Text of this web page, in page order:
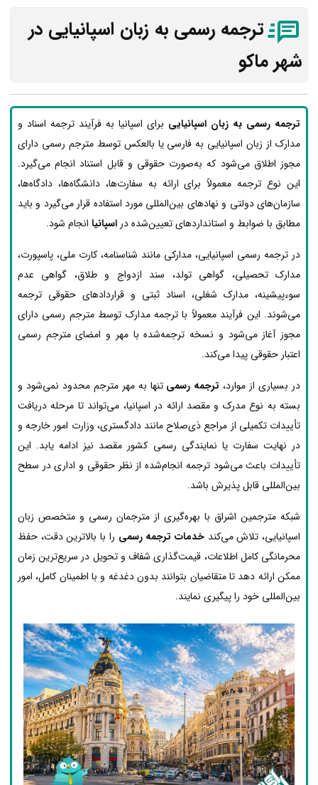
ترجمه رسمی به زبان اسپانیایی در
شهر ماکو
ترجمه رسمی به زبان اسپانیایی برای اسپانیا به فرآیند ترجمه اسناد و
مدارک از زبان اسپانیایی به فارسی یا بالعکس توسط مترجم رسمی دارای
مجوز اطلاق می‌شود که به‌صورت حقوقی و قابل استناد انجام می‌گیرد.
این نوع ترجمه معمولاً برای ارائه به سفارت‌ها، دانشگاه‌ها، دادگاه‌ها،
سازمان‌های دولتی و نهادهای بین‌المللی مورد استفاده قرار می‌گیرد و باید
مطابق با ضوابط و استانداردهای تعیین‌شده در اسپانیا انجام شود.
در ترجمه رسمی اسپانیایی، مدارکی مانند شناسنامه، کارت ملی، پاسپورت،
مدارک تحصیلی، گواهی تولد، سند ازدواج و طلاق، گواهی عدم
سوءپیشینه، مدارک شغلی، اسناد ثبتی و قراردادهای حقوقی ترجمه
می‌شوند. این فرآیند معمولاً با ترجمه مدارک توسط مترجم رسمی دارای
مجوز آغاز می‌شود و نسخه ترجمه‌شده با مهر و امضای مترجم رسمی
اعتبار حقوقی پیدا می‌کند.
در بسیاری از موارد، ترجمه رسمی تنها به مهر مترجم محدود نمی‌شود و
بسته به نوع مدرک و مقصد ارائه در اسپانیا، می‌تواند تا مرحله دریافت
تأییدات تکمیلی از مراجع ذی‌صلاح مانند دادگستری، وزارت امور خارجه و
در نهایت سفارت یا نمایندگی رسمی کشور مقصد نیز ادامه یابد. این
تأییدات باعث می‌شود ترجمه انجام‌شده از نظر حقوقی و اداری در سطح
بین‌المللی قابل پذیرش باشد.
شبکه مترجمین اشراق با بهره‌گیری از مترجمان رسمی و متخصص زبان
اسپانیایی، تلاش می‌کندخدمات ترجمه رسمی را با بالاترین دقت، حفظ
محرمانگی کامل اطلاعات، قیمت‌گذاری شفاف و تحویل در سریع‌ترین زمان
ممکن ارائه دهد تا متقاضیان بتوانند بدون دغدغه و با اطمینان کامل، امور
بین‌المللی خود را پیگیری نمایند.